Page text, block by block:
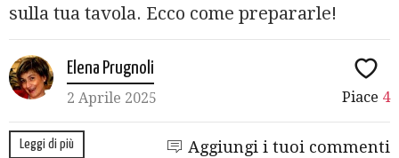
sulla tua tavola. Ecco come prepararle!
Elena Prugnoli
2 Aprile 2025 Piace 4
Leggi di più Aggiungi i tuoi commenti